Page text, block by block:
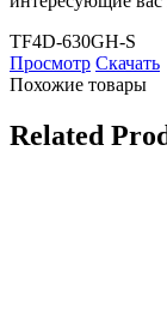
TF4D-630GH-S
Просмотр Скачать
Похожие товары
Related